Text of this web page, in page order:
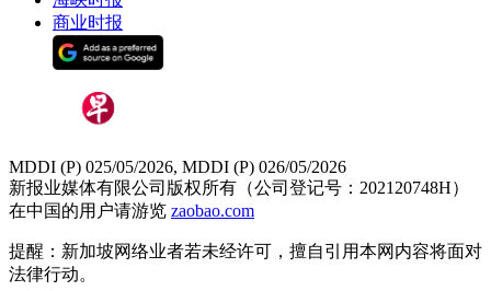
商业时报
MDDI (P) 025/05/2026, MDDI (P) 026/05/2026
新报业媒体有限公司版权所有（公司登记号：202120748H）
在中国的用户请游览 zaobao.com
提醒：新加坡网络业者若未经许可，擅自引用本网内容将面对
法律行动。